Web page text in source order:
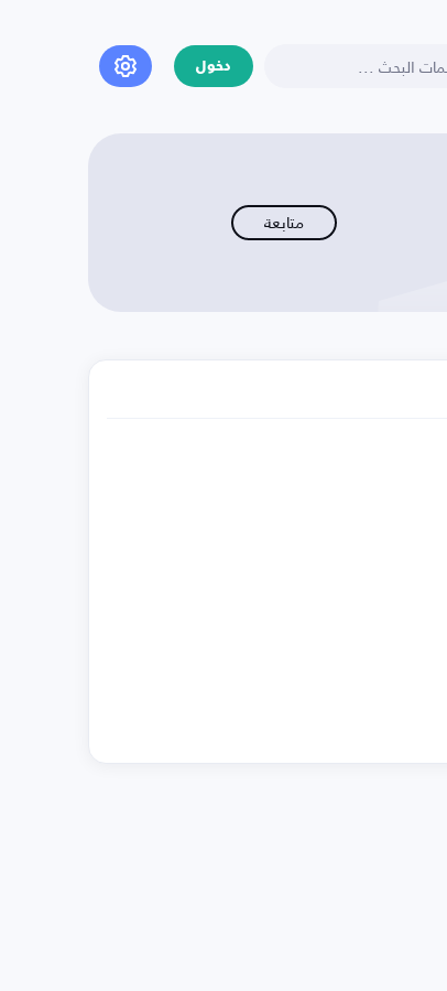
دخول
متابعة